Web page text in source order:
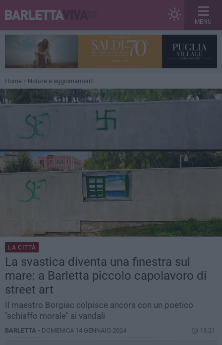
MENU
Home Notizie e aggiornamenti
LA CITTÀ
La svastica diventa una finestra sul
mare: a Barletta piccolo capolavoro di
street art
Il maestro Borgiac colpisce ancora con un poetico
"schiaffo morale" ai vandali
BARLETTA - DOMENICA 14 GENNAIO 2024 18.21